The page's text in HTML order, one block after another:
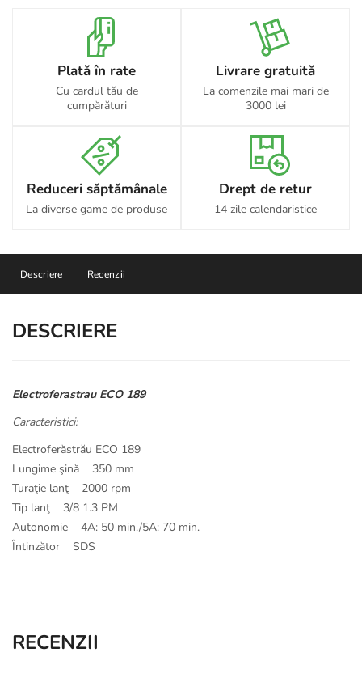
Plată în rate
Cu cardul tău de
cumpărături
Livrare gratuită
La comenzile mai mari de
3000 lei
Reduceri săptămânale
La diverse game de produse
Drept de retur
14 zile calendaristice
Descriere Recenzii
DESCRIERE
Electroferastrau ECO 189
Caracteristici:
Electroferăstrău ECO 189
Lungime şină 350 mm
Turaţie lanţ 2000 rpm
Tip lanţ 3/8 1.3 PM
Autonomie 4A: 50 min./5A: 70 min.
Întinzător SDS
RECENZII